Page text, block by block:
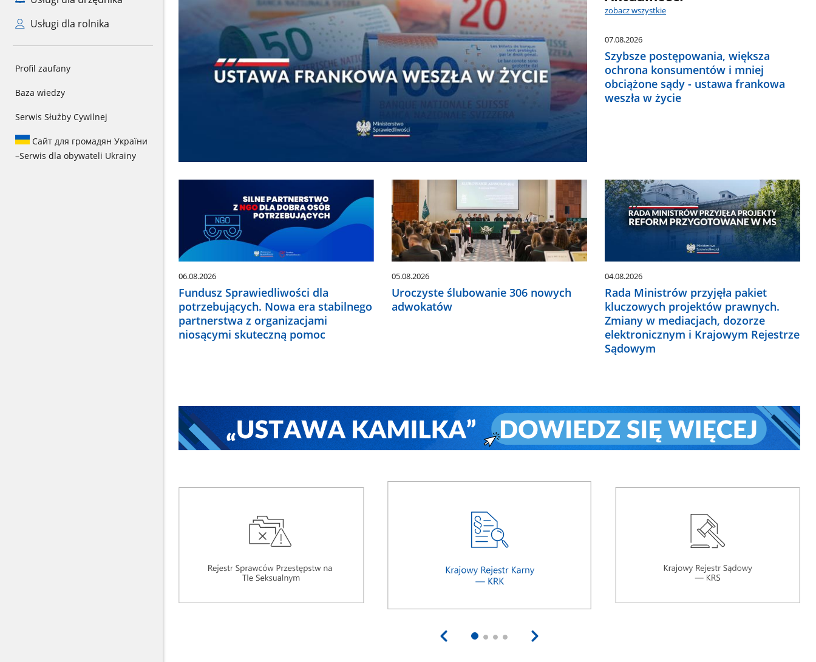
Usługi dla rolnika
Profil zaufany
Baza wiedzy
Serwis Służby Cywilnej
Сайт для громадян України
–Serwis dla obywateli Ukrainy
zobacz wszystkie
07.08.2026
Szybsze postępowania, większa
ochrona konsumentów i mniej
obciążone sądy - ustawa frankowa
weszła w życie
06.08.2026
Fundusz Sprawiedliwości dla
potrzebujących. Nowa era stabilnego
partnerstwa z organizacjami
niosącymi skuteczną pomoc
05.08.2026
Uroczyste ślubowanie 306 nowych
adwokatów
04.08.2026
Rada Ministrów przyjęła pakiet
kluczowych projektów prawnych.
Zmiany w mediacjach, dozorze
elektronicznym i Krajowym Rejestrze
Sądowym